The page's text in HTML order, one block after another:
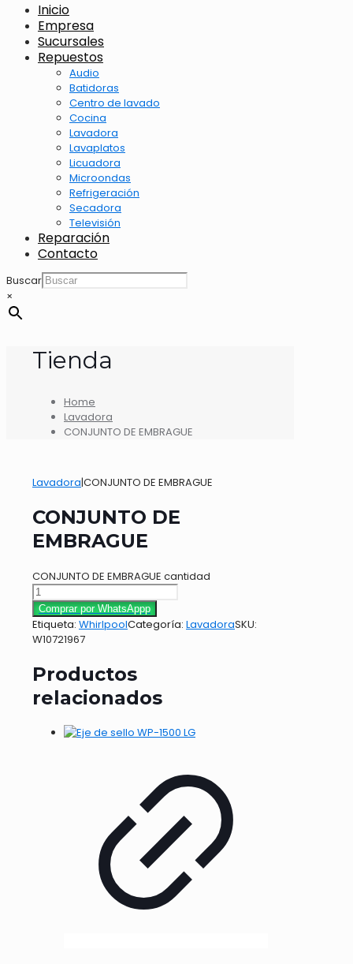
Inicio
Empresa
Sucursales
Repuestos
Audio
Batidoras
Centro de lavado
Cocina
Lavadora
Lavaplatos
Licuadora
Microondas
Refrigeración
Secadora
Televisión
Reparación
Contacto
Buscar
×
Tienda
Home
Lavadora
CONJUNTO DE EMBRAGUE
Lavadora|CONJUNTO DE EMBRAGUE
CONJUNTO DE
EMBRAGUE
CONJUNTO DE EMBRAGUE cantidad
Comprar por WhatsAppp
Etiqueta: WhirlpoolCategoría: LavadoraSKU:
W10721967
Productos
relacionados